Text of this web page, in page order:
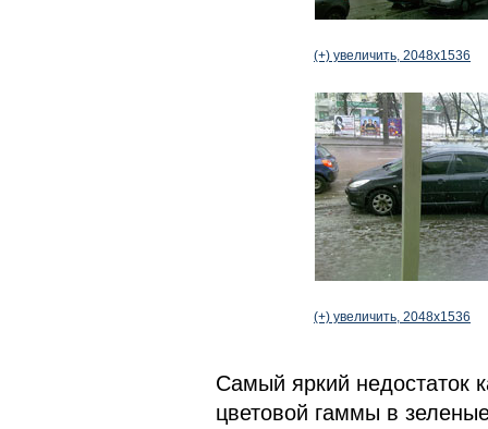
(+) увеличить, 2048x1536
(+) увеличить, 2048x1536
Самый яркий недостаток
цветовой гаммы в